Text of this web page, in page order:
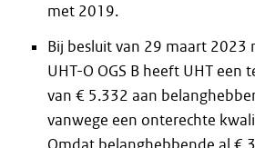
met 2019.
Bij besluit van 29 maart 2023
UHT-O OGS B heeft UHT
van € 5.332 aan
vanwege een onterechte